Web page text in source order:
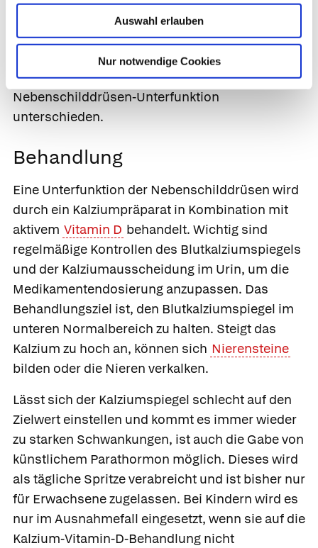
Auswahl erlauben
Nur notwendige Cookies
Störung der Signalübertragung an den Zellen
vermindert. Die Zellen sind also resistent und
reagieren nicht auf das Hormon. Die Erkrankung
wird durch genetische Tests von der „einfachen“
Nebenschilddrüsen-Unterfunktion
unterschieden.
Behandlung
Eine Unterfunktion der Nebenschilddrüsen wird
durch ein Kalziumpräparat in Kombination mit
aktivem Vitamin D behandelt. Wichtig sind
regelmäßige Kontrollen des Blutkalziumspiegels
und der Kalziumausscheidung im Urin, um die
Medikamentendosierung anzupassen. Das
Behandlungsziel ist, den Blutkalziumspiegel im
unteren Normalbereich zu halten. Steigt das
Kalzium zu hoch an, können sich Nierensteine
bilden oder die Nieren verkalken.
Lässt sich der Kalziumspiegel schlecht auf den
Zielwert einstellen und kommt es immer wieder
zu starken Schwankungen, ist auch die Gabe von
künstlichem Parathormon möglich. Dieses wird
als tägliche Spritze verabreicht und ist bisher nur
für Erwachsene zugelassen. Bei Kindern wird es
nur im Ausnahmefall eingesetzt, wenn sie auf die
Kalzium-Vitamin-D-Behandlung nicht